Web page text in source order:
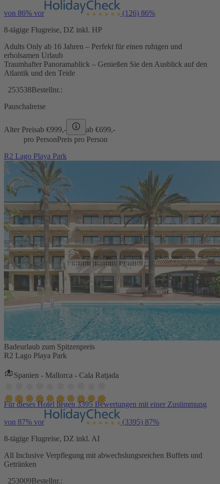
von 86% vor (126) 86%
8-tägige Flugreise, DZ inkl. HP
Adults Only ab 16 Jahren – Perfekt für einen ruhigen und
erholsamen Urlaub
Traumhafter Panoramablick – Genießen Sie den Ausblick auf den
Atlantik und den Teide
253538Bestellnr.:
Pauschalreise
Alter Preisab €999,- ab €699,-
pro PersonPreis pro Person
R2 Lago Playa Park
Badeurlaub zum Spitzenpreis
R2 Lago Playa Park
Spanien - Mallorca - Cala Ratjada
Für dieses Hotel liegen 3395 Bewertungen mit einer Zustimmung
von 87% vor (3395) 87%
8-tägige Flugreise, DZ inkl. AI
All Inclusive Verpflegung mit abwechslungsreichen Buffets und
Getränken
253009Bestellnr.: